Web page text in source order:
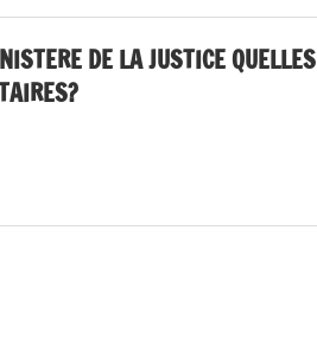
DE LA JUSTICE QUELLES